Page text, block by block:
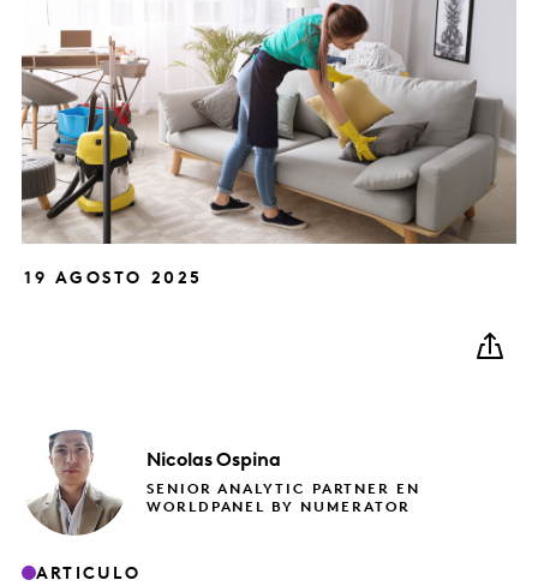
19 AGOSTO 2025
Nicolas Ospina
SENIOR ANALYTIC PARTNER EN
WORLDPANEL BY NUMERATOR
ARTICULO